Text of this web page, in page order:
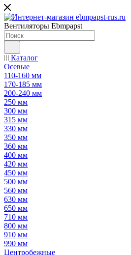
Вентиляторы Ebmpapst
Каталог
Осевые
110-160 мм
170-185 мм
200-240 мм
250 мм
300 мм
315 мм
330 мм
350 мм
360 мм
400 мм
420 мм
450 мм
500 мм
560 мм
630 мм
650 мм
710 мм
800 мм
910 мм
990 мм
Центробежные